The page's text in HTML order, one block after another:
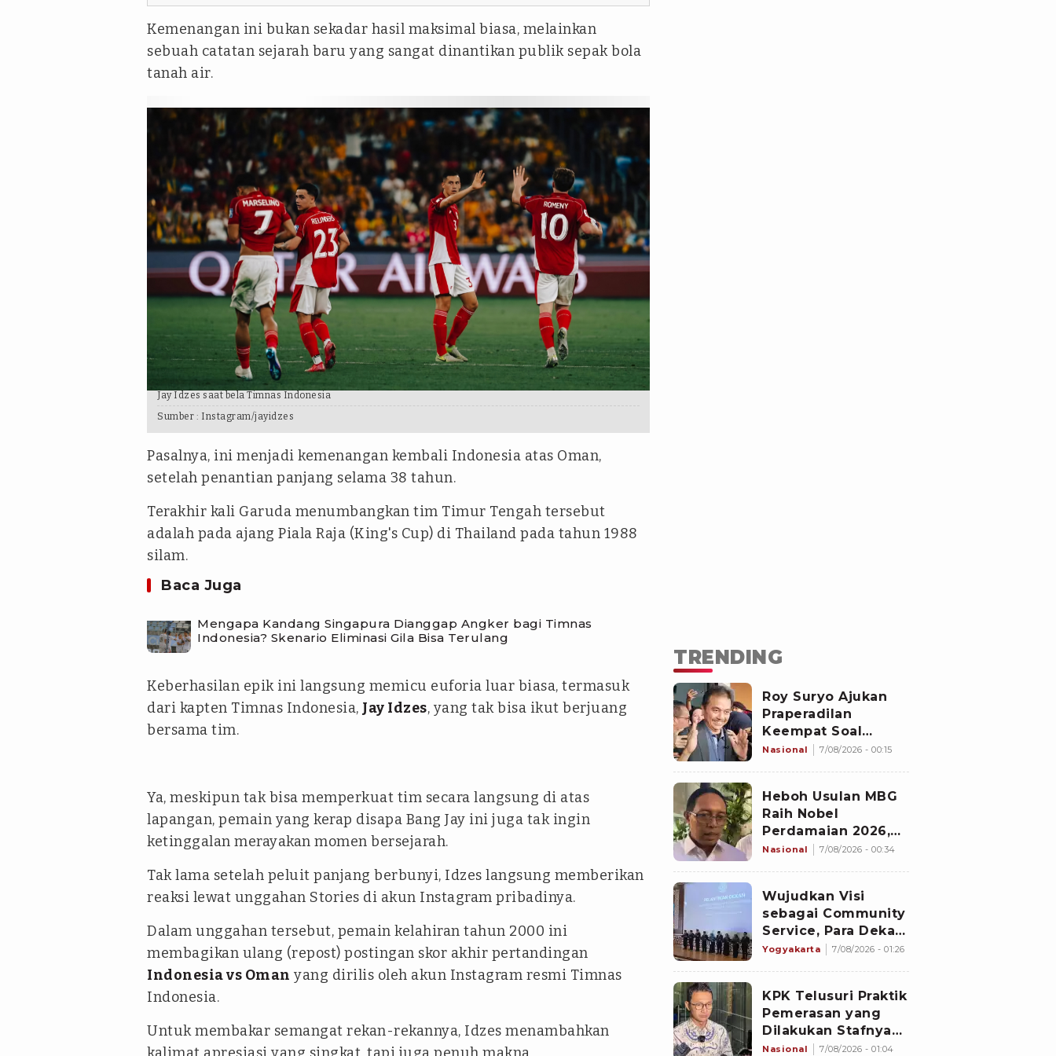
Kemenangan ini bukan sekadar hasil maksimal biasa, melainkan
sebuah catatan sejarah baru yang sangat dinantikan publik sepak bola
tanah air.
Jay Idzes saat bela Timnas Indonesia
Sumber : Instagram/jayidzes
Pasalnya, ini menjadi kemenangan kembali Indonesia atas Oman,
setelah penantian panjang selama 38 tahun.
Terakhir kali Garuda menumbangkan tim Timur Tengah tersebut
adalah pada ajang Piala Raja (King's Cup) di Thailand pada tahun 1988
silam.
Baca Juga
Mengapa Kandang Singapura Dianggap Angker bagi Timnas
Indonesia? Skenario Eliminasi Gila Bisa Terulang
Keberhasilan epik ini langsung memicu euforia luar biasa, termasuk
dari kapten Timnas Indonesia, Jay Idzes, yang tak bisa ikut berjuang
bersama tim.
Ya, meskipun tak bisa memperkuat tim secara langsung di atas
lapangan, pemain yang kerap disapa Bang Jay ini juga tak ingin
ketinggalan merayakan momen bersejarah.
Tak lama setelah peluit panjang berbunyi, Idzes langsung memberikan
reaksi lewat unggahan Stories di akun Instagram pribadinya.
Dalam unggahan tersebut, pemain kelahiran tahun 2000 ini
membagikan ulang (repost) postingan skor akhir pertandingan
Indonesia vs Oman yang dirilis oleh akun Instagram resmi Timnas
Indonesia.
Untuk membakar semangat rekan-rekannya, Idzes menambahkan
TRENDING
Roy Suryo Ajukan
Praperadilan
Keempat Soal
Status Cekal
Nasional 7/08/2026 - 00:15
Heboh Usulan MBG
Raih Nobel
Perdamaian 2026,
Istana Akhirnya
Nasional 7/08/2026 - 00:34
Wujudkan Visi
sebagai Community
Service, Para Dekan
Baru Universitas
Lima Agenda
Strategis
Yogyakarta 7/08/2026 - 01:26
KPK Telusuri Praktik
Pemerasan yang
Dilakukan Stafnya
ke Pihak Lain Selain
Nasional 7/08/2026 - 01:04